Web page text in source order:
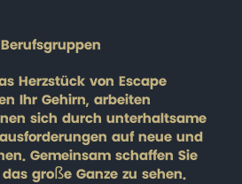
Herzstück von Escape
Ihr Gehirn, arbeiten
sich durch unterhaltsame
auf neue und
Gemeinsam schaffen Sie
große Ganze zu sehen.